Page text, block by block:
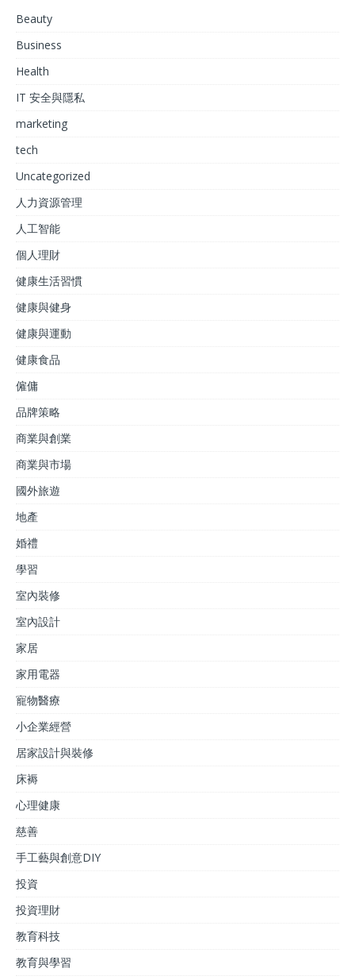
Beauty
Business
Health
IT 安全與隱私
marketing
tech
Uncategorized
人力資源管理
人工智能
個人理財
健康生活習慣
健康與健身
健康與運動
健康食品
僱傭
品牌策略
商業與創業
商業與市場
國外旅遊
地產
婚禮
學習
室內裝修
室內設計
家居
家用電器
寵物醫療
小企業經營
居家設計與裝修
床褥
心理健康
慈善
手工藝與創意DIY
投資
投資理財
教育科技
教育與學習